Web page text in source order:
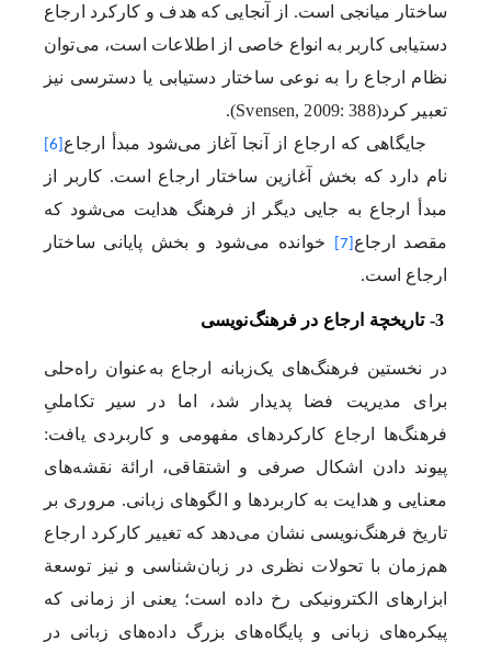
ساختار میانجی است. از آنجایی که هدف و کارکرد ارجاع
دستیابی کاربر به انواع خاصی از اطلاعات است، می‌توان
نظام ارجاع را به نوعی ساختار دستیابی یا دسترسی نیز
تعبیر کرد.(Svensen, 2009: 388)
جایگاهی که ارجاع از آنجا آغاز می‌شود ‌مبدأ ارجاع [6]
نام دارد که بخش آغازین ساختار ارجاع است. کاربر از
مبدأ ‌ارجاع به جایی دیگر از فرهنگ هدایت می‌شود که
مقصد ارجاع [7]
خوانده می‌شود و بخش پایانی ساختار
ارجاع است.
3- تاریخچة ارجاع در فرهنگ‌نویسی
در نخستین فرهنگ‌های یک‌زبانه ارجاع به‌عنوان راه‌حلی
برای مدیریت فضا پدیدار شد، اما در سیر تکاملیِ
فرهنگ‌ها ارجاع کارکردهای مفهومی و کاربردی یافت:
پیوند دادن اشکال صرفی و اشتقاقی، ارائة نقشه‌های
معنایی و هدایت به کاربردها و الگوهای زبانی. مروری بر
تاریخ فرهنگ‌نویسی نشان می‌دهد که تغییر کارکرد ارجاع
هم‌زمان با تحولات نظری در زبان‌شناسی و نیز توسعة
ابزارهای الکترونیکی رخ داده است؛‌ یعنی از زمانی که
پیکره‌های زبانی و پایگاه‌های بزرگ داده‌های زبانی در